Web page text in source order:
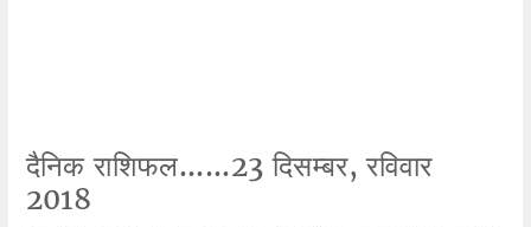
दैनिक राशिफल......23 दिसम्बर, रविवार
2018